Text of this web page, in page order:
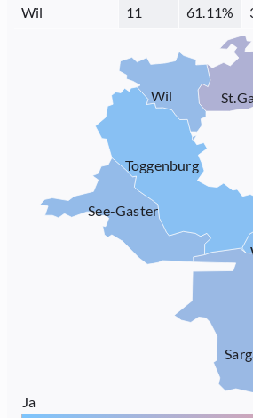
Wil
11 61.11%
Wil
Toggenburg
See-Gaster
Ja